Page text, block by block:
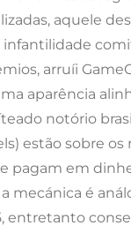
aquele
arruíi
aparência
notório
estão sobre os
pagam em
mecánica é
entretanto